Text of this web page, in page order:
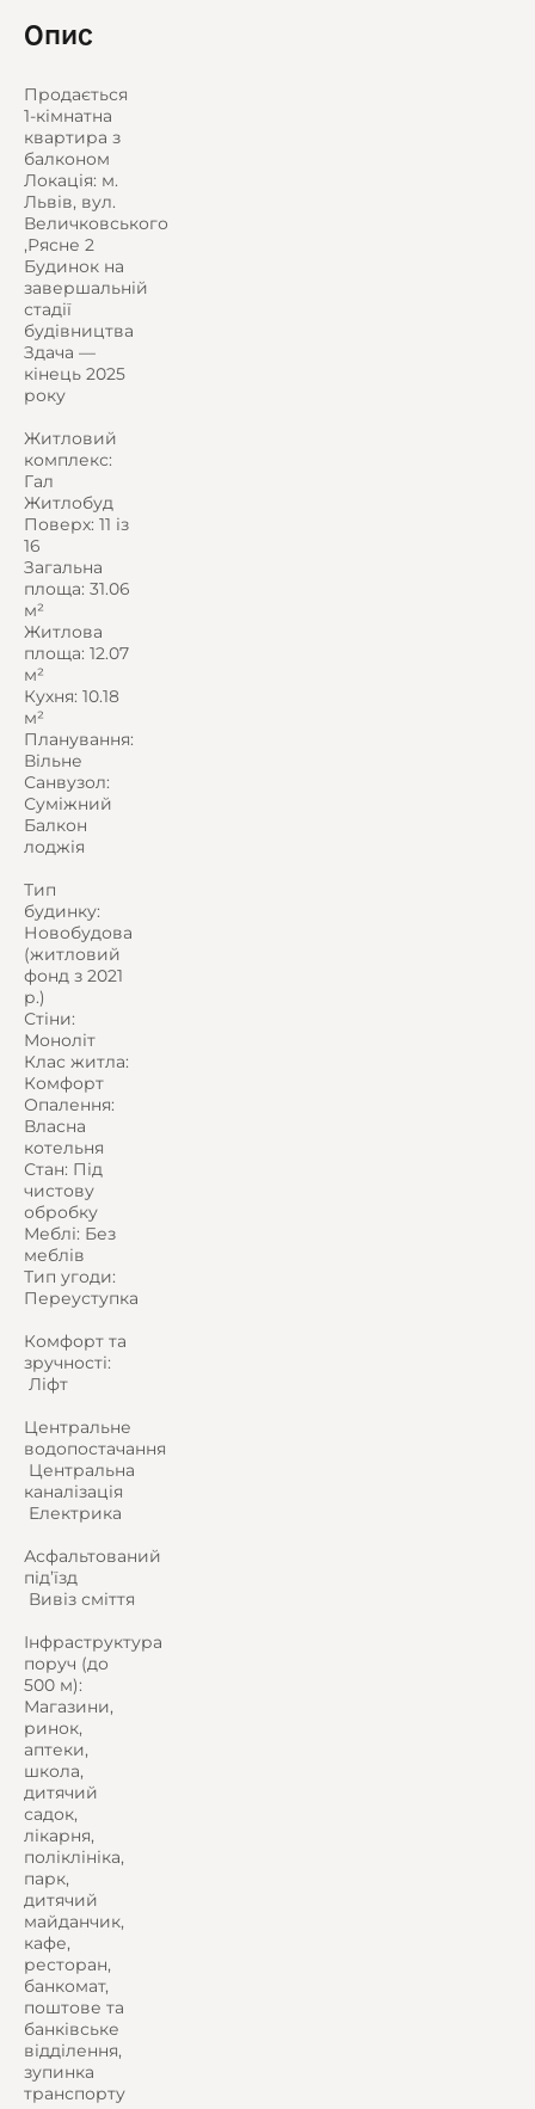
Опис
Продається
1-кімнатна
квартира з
балконом
Локація: м.
Львів, вул.
Величковського
,Рясне 2
Будинок на
завершальній
стадії
будівництва
Здача —
кінець 2025
року
Житловий
комплекс:
Гал
Житлобуд
Поверх: 11 із
16
Загальна
площа: 31.06
м²
Житлова
площа: 12.07
м²
Кухня: 10.18
м²
Планування:
Вільне
Санвузол:
Суміжний
Балкон
лоджія
Тип
будинку:
Новобудова
(житловий
фонд з 2021
р.)
Стіни:
Моноліт
Клас житла:
Комфорт
Опалення:
Власна
котельня
Стан: Під
чистову
обробку
Меблі: Без
меблів
Тип угоди:
Переуступка
Комфорт та
зручності:
️ Ліфт
Центральне
водопостачання
️ Центральна
каналізація
️ Електрика
Асфальтований
під’їзд
️ Вивіз сміття
Інфраструктура
поруч (до
500 м):
Магазини,
ринок,
аптеки,
школа,
дитячий
садок,
лікарня,
поліклініка,
парк,
дитячий
майданчик,
кафе,
ресторан,
банкомат,
поштове та
банківське
відділення,
зупинка
транспорту